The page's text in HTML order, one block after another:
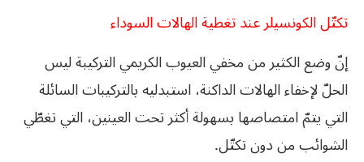
تكتّل الكونسيلر عند تغطية الهالات السوداء
إنّ وضع الكثير من مخفي العيوب الكريمي التركيبة ليس
الحلّ لإخفاء الهالات الداكنة، استبدليه بالتركيبات السائلة
التي يتمّ امتصاصها بسهولة أكثر تحت العينين، التي تغطّي
الشوائب من دون تكتّل.